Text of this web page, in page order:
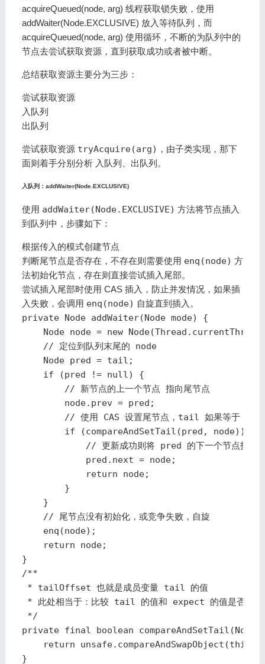
acquireQueued(node, arg) 线程获取锁失败，使用
addWaiter(Node.EXCLUSIVE) 放入等待队列，而
acquireQueued(node, arg) 使用循环，不断的为队列中的
节点去尝试获取资源，直到获取成功或者被中断。
总结获取资源主要分为三步：
尝试获取资源
入队列
出队列
尝试获取资源 tryAcquire(arg) ，由子类实现，那下
面则着手分别分析 入队列 出队列 。
入队列：addWaiter(Node.EXCLUSIVE)
使用 addWaiter(Node.EXCLUSIVE) 方法将节点插入
到队列中，步骤如下：
根据传入的模式创建节点
判断尾节点是否存在，不存在则需要使用 enq(node) 方
法初始化节点，存在则直接尝试插入尾部。
尝试插入尾部时使用 CAS 插入，防止并发情况，如果插
入失败，会调用 enq(node) 自旋直到插入。
private Node addWaiter(Node mode) {
Node node = new
    // 定位到队列末尾的 node
    Node pred = tail;
    if (pred != null) {
        // 新节点的上一个节点 指向尾节点
        node.prev = pred;
// 使用 CAS 设置尾节点，tail 如果等于
        if (compareAndSetTail(pred, node)) {
// 更新成功则将 pred 的下一个节点指向
            pred.next = node;
            return node;
        }
    }
    // 尾节点没有初始化，或竞争失败，自旋
    enq(node);
    return node;
}
/**
* tailOffset 也就是成员变量 tail 的值
* 此处相当于：比较 tail 的值和 expect 的值是否相等
*/
private final boolean compareAndSetTail(Node
return unsafe.compareAndSwapObject(this,
}